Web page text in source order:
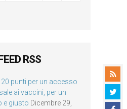
RSS
20 punti per un accesso
ai vaccini, per un
e giusto Dicembre 29,